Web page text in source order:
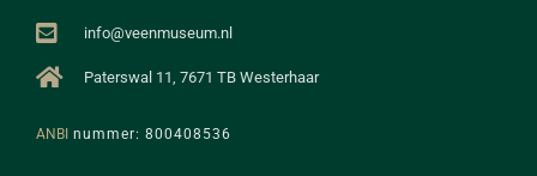
info@veenmuseum.nl
Paterswal 11, 7671 TB Westerhaar
ANBI nummer: 800408536